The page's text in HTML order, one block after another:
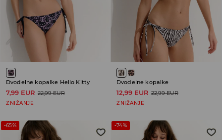
Dvodelne kopalke Hello Kitty
7,99 EUR 22,99 EUR
ZNIŽANJE
Dvodelne kopalke
12,99 EUR 22,99 EUR
ZNIŽANJE
-65% -74%